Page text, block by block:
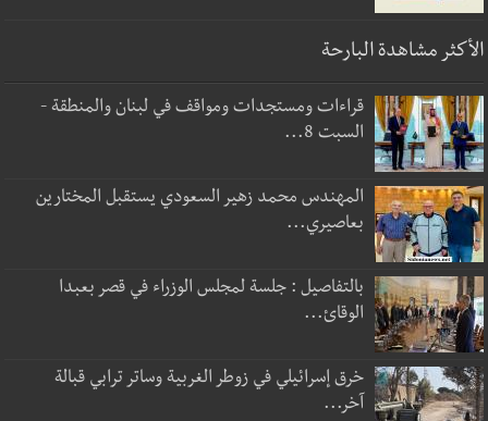
الأكثر مشاهدة البارحة
قراءات ومستجدات ومواقف في لبنان والمنطقة -
السبت 8...
المهندس محمد زهير السعودي يستقبل المختارين
بعاصيري...
بالتفاصيل : جلسة لمجلس الوزراء في قصر بعبدا
الوقائ...
خرق إسرائيلي في زوطر الغربية وساتر ترابي قبالة
آخر...